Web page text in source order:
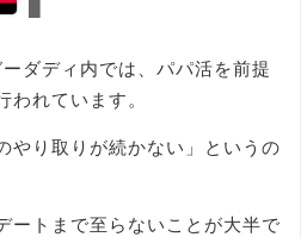
ダディ内では、パパ活を前提
われています。
やり取りが続かない」というの
ートまで至らないことが大半で